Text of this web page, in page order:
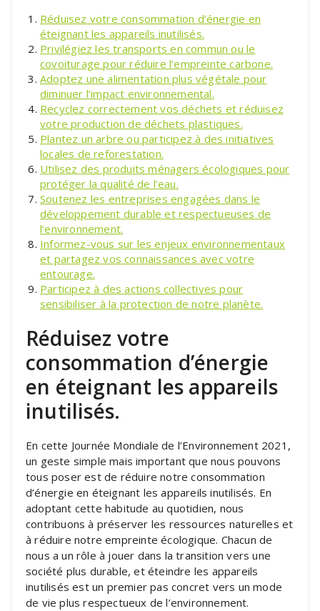
Réduisez votre consommation d’énergie en
éteignant les appareils inutilisés.
Privilégiez les transports en commun ou le
covoiturage pour réduire l’empreinte carbone.
Adoptez une alimentation plus végétale pour
diminuer l’impact environnemental.
Recyclez correctement vos déchets et réduisez
votre production de déchets plastiques.
Plantez un arbre ou participez à des initiatives
locales de reforestation.
Utilisez des produits ménagers écologiques pour
protéger la qualité de l’eau.
Soutenez les entreprises engagées dans le
développement durable et respectueuses de
l’environnement.
Informez-vous sur les enjeux environnementaux
et partagez vos connaissances avec votre
entourage.
Participez à des actions collectives pour
sensibiliser à la protection de notre planète.
Réduisez votre
consommation d’énergie
en éteignant les appareils
inutilisés.
En cette Journée Mondiale de l’Environnement 2021,
un geste simple mais important que nous pouvons
tous poser est de réduire notre consommation
d’énergie en éteignant les appareils inutilisés. En
adoptant cette habitude au quotidien, nous
contribuons à préserver les ressources naturelles et
à réduire notre empreinte écologique. Chacun de
nous a un rôle à jouer dans la transition vers une
société plus durable, et éteindre les appareils
inutilisés est un premier pas concret vers un mode
de vie plus respectueux de l’environnement.